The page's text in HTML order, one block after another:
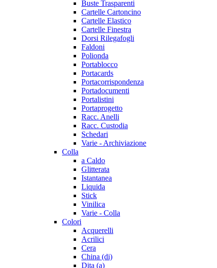
Buste Trasparenti
Cartelle Cartoncino
Cartelle Elastico
Cartelle Finestra
Dorsi Rilegafogli
Faldoni
Polionda
Portablocco
Portacards
Portacorrispondenza
Portadocumenti
Portalistini
Portaprogetto
Racc. Anelli
Racc. Custodia
Schedari
Varie - Archiviazione
Colla
a Caldo
Glitterata
Istantanea
Liquida
Stick
Vinilica
Varie - Colla
Colori
Acquerelli
Acrilici
Cera
China (di)
Dita (a)